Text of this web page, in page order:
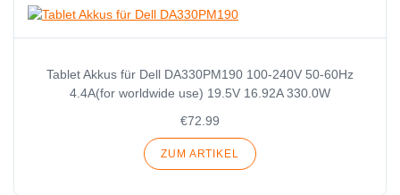
Tablet Akkus für Dell DA330PM190 100-240V 50-60Hz
4.4A(for worldwide use) 19.5V 16.92A 330.0W
€72.99
ZUM ARTIKEL